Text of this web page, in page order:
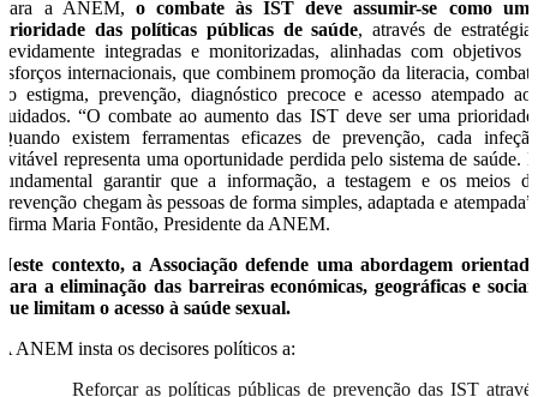
Para a ANEM, o combate às IST deve assumir-se como uma
prioridade das políticas públicas de saúde, através de estratégias
devidamente integradas e monitorizadas, alinhadas com objetivos e
esforços internacionais, que combinem promoção da literacia, combate
ao estigma, prevenção, diagnóstico precoce e acesso atempado aos
cuidados. “O combate ao aumento das IST deve ser uma prioridade.
Quando existem ferramentas eficazes de prevenção, cada infeção
evitável representa uma oportunidade perdida pelo sistema de saúde. É
fundamental garantir que a informação, a testagem e os meios de
prevenção chegam às pessoas de forma simples, adaptada e atempada”,
afirma Maria Fontão, Presidente da ANEM.
Neste contexto, a Associação defende uma abordagem orientada
para a eliminação das barreiras económicas, geográficas e sociais
que limitam o acesso à saúde sexual.
A ANEM insta os decisores políticos a:
● Reforçar as políticas públicas de prevenção das IST através